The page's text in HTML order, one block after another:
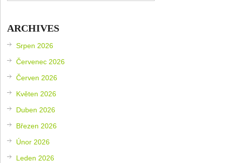
ARCHIVES
Srpen 2026
Červenec 2026
Červen 2026
Květen 2026
Duben 2026
Březen 2026
Únor 2026
Leden 2026